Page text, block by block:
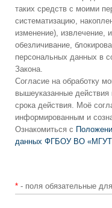
таких средств с моими
систематизацию,
изменение), извлечение,
обезличивание,
персональных данных в
Закона.
Согласие на обработку
вышеуказанные действия
срока действия. Моё
информированным и
Ознакомиться с
данных ФГБОУ ВО
* - поля обязательные